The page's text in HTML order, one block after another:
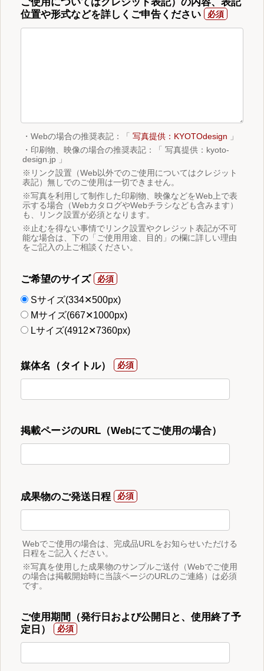
位置や形式などを詳しくご申告ください
・Webの場合の推奨表記：「 写真提供：KYOTOdesign 」
・印刷物、映像の場合の推奨表記：「 写真提供：kyoto-
design.jp 」
※リンク設置（Web以外でのご使用についてはクレジット
表記）無しでのご使用は一切できません。
※写真を利用して制作した印刷物、映像などをWeb上で表
示する場合（WebカタログやWebチラシなども含みます）
も、リンク設置が必須となります。
※止むを得ない事情でリンク設置やクレジット表記が不可
能な場合は、下の「ご使用用途、目的」の欄に詳しい理由
をご記入の上ご相談ください。
ご希望のサイズ
Sサイズ(334✕500px)
Mサイズ(667✕1000px)
Lサイズ(4912✕7360px)
媒体名（タイトル）
掲載ページのURL（Webにてご使用の場合）
成果物のご発送日程
Webでご使用の場合は、完成品URLをお知らせいただける
日程をご記入ください。
※写真を使用した成果物のサンプルご送付（Webでご使用
の場合は掲載開始時に当該ページのURLのご連絡）は必須
です。
ご使用期間（発行日および公開日と、使用終了予
定日）